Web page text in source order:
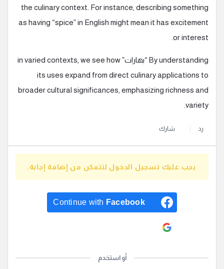
the culinary context. For instance, describing something
as having “spice” in English might mean it has excitement
or interest.
By understanding “بهارات” in varied contexts, we see how
its uses expand from direct culinary applications to
broader cultural significances, emphasizing richness and
variety.
رد شارك
يجب عليك تسجيل الدخول لتتمكن من إضافة إجابة.
Continue with Facebook
أو استخدم